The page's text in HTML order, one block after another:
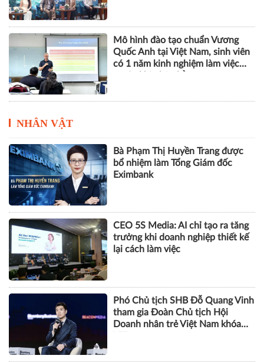
Mô hình đào tạo chuẩn Vương
Quốc Anh tại Việt Nam, sinh viên
có 1 năm kinh nghiệm làm việc
trước khi nhận bằng
NHÂN VẬT
Bà Phạm Thị Huyền Trang được
bổ nhiệm làm Tổng Giám đốc
Eximbank
CEO 5S Media: AI chỉ tạo ra tăng
trưởng khi doanh nghiệp thiết kế
lại cách làm việc
Phó Chủ tịch SHB Đỗ Quang Vinh
tham gia Đoàn Chủ tịch Hội
Doanh nhân trẻ Việt Nam khóa
VIII